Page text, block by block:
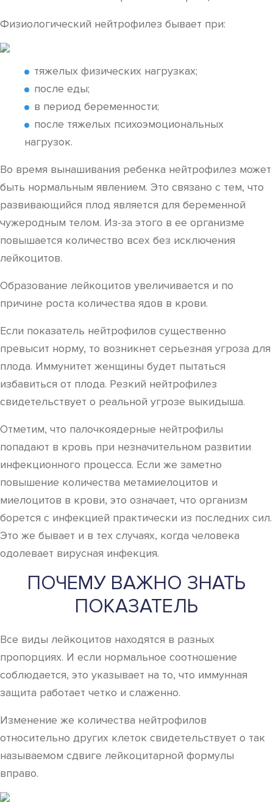
Физиологический нейтрофилез бывает при:
тяжелых физических нагрузках;
после еды;
в период беременности;
после тяжелых психоэмоциональных
нагрузок.
Во время вынашивания ребенка нейтрофилез может
быть нормальным явлением. Это связано с тем, что
развивающийся плод является для беременной
чужеродным телом. Из-за этого в ее организме
повышается количество всех без исключения
лейкоцитов.
Образование лейкоцитов увеличивается и по
причине роста количества ядов в крови.
Если показатель нейтрофилов существенно
превысит норму, то возникнет серьезная угроза для
плода. Иммунитет женщины будет пытаться
избавиться от плода. Резкий нейтрофилез
свидетельствует о реальной угрозе выкидыша.
Отметим, что палочкоядерные нейтрофилы
попадают в кровь при незначительном развитии
инфекционного процесса. Если же заметно
повышение количества метамиелоцитов и
миелоцитов в крови, это означает, что организм
борется с инфекцией практически из последних сил.
Это же бывает и в тех случаях, когда человека
одолевает вирусная инфекция.
ПОЧЕМУ ВАЖНО ЗНАТЬ
ПОКАЗАТЕЛЬ
Все виды лейкоцитов находятся в разных
пропорциях. И если нормальное соотношение
соблюдается, это указывает на то, что иммунная
защита работает четко и слаженно.
Изменение же количества нейтрофилов
относительно других клеток свидетельствует о так
называемом сдвиге лейкоцитарной формулы
вправо.